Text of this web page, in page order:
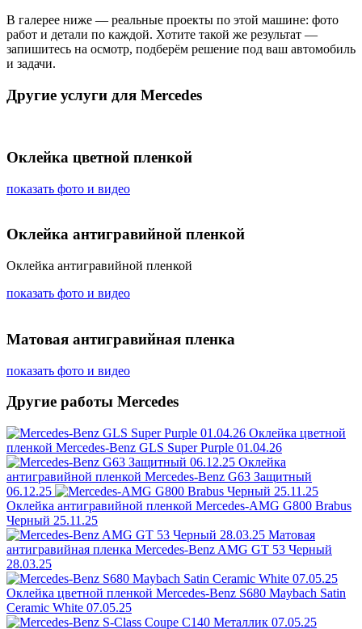
В галерее ниже — реальные проекты по этой машине: фото
работ и детали по каждой. Хотите такой же результат —
запишитесь на осмотр, подберём решение под ваш автомобиль
и задачи.
Другие услуги для Mercedes
Оклейка цветной пленкой
показать фото и видео
Оклейка антигравийной пленкой
Оклейка антигравийной пленкой
показать фото и видео
Матовая антигравийная пленка
показать фото и видео
Другие работы Mercedes
Оклейка цветной
пленкой Mercedes-Benz GLS Super Purple 01.04.26
Оклейка
антигравийной пленкой Mercedes-Benz G63 Защитный
06.12.25
Оклейка антигравийной пленкой Mercedes-AMG G800 Brabus
Черный 25.11.25
Матовая
антигравийная пленка Mercedes-Benz AMG GT 53 Черный
28.03.25
Оклейка цветной пленкой Mercedes-Benz S680 Maybach Satin
Ceramic White 07.05.25